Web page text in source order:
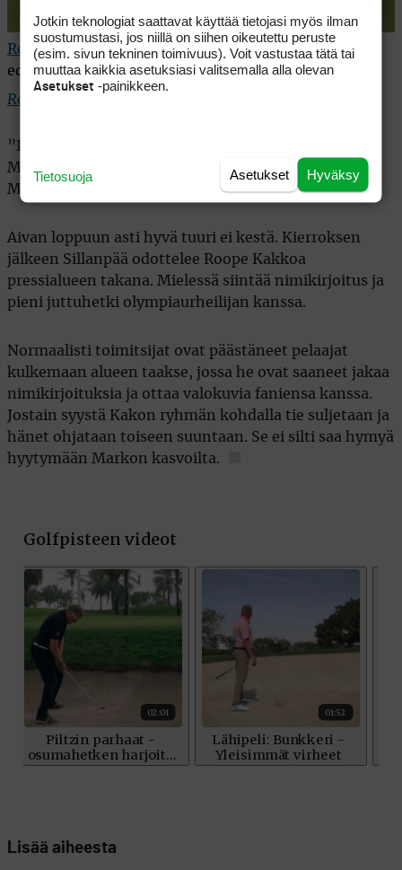
Roope Kakkochippaa 18. reiällä aivan katsojien
edestä." width="630" height="420" />
Roope Kakko
”Ihan uskomatonta. Jos isä nyt näkisi tämän.
Molemmat suomalaiset tässä puolen metrin sisällä.
Mahtavaa”, hän hihkuu.
Aivan loppuun asti hyvä tuuri ei kestä. Kierroksen
jälkeen Sillanpää odottelee Roope Kakkoa
pressialueen takana. Mielessä siintää nimikirjoitus ja
pieni juttuhetki olympiaurheilijan kanssa.
Normaalisti toimitsijat ovat päästäneet pelaajat
kulkemaan alueen taakse, jossa he ovat saaneet jakaa
nimikirjoituksia ja ottaa valokuvia faniensa kanssa.
Jostain syystä Kakon ryhmän kohdalla tie suljetaan ja
hänet ohjataan toiseen suuntaan. Se ei silti saa hymyä
hyytymään Markon kasvoilta.
Lisää aiheesta
Jotkin teknologiat saattavat käyttää tietojasi myös ilman
suostumustasi, jos niillä on siihen oikeutettu peruste
(esim. sivun tekninen toimivuus). Voit vastustaa tätä tai
muuttaa kaikkia asetuksiasi valitsemalla alla olevan
Asetukset -painikkeen.
Hyväksy
Asetukset
Tietosuoja